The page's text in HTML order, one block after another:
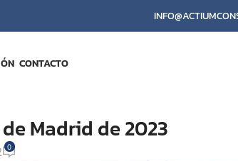
CONTACTO
Madrid de 2023
0